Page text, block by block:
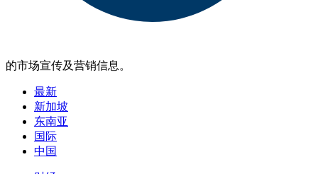
的市场宣传及营销信息。
最新
新加坡
东南亚
国际
中国